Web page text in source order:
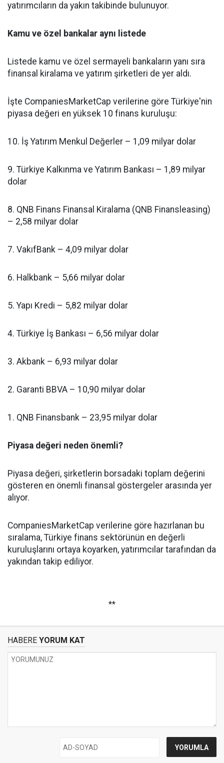
yatırımcıların da yakın takibinde bulunuyor.
Kamu ve özel bankalar aynı listede
Listede kamu ve özel sermayeli bankaların yanı sıra
finansal kiralama ve yatırım şirketleri de yer aldı.
İşte CompaniesMarketCap verilerine göre Türkiye'nin
piyasa değeri en yüksek 10 finans kuruluşu:
10. İş Yatırım Menkul Değerler – 1,09 milyar dolar
9. Türkiye Kalkınma ve Yatırım Bankası – 1,89 milyar
dolar
8. QNB Finans Finansal Kiralama (QNB Finansleasing)
– 2,58 milyar dolar
7. VakıfBank – 4,09 milyar dolar
6. Halkbank – 5,66 milyar dolar
5. Yapı Kredi – 5,82 milyar dolar
4. Türkiye İş Bankası – 6,56 milyar dolar
3. Akbank – 6,93 milyar dolar
2. Garanti BBVA – 10,90 milyar dolar
1. QNB Finansbank – 23,95 milyar dolar
Piyasa değeri neden önemli?
Piyasa değeri, şirketlerin borsadaki toplam değerini
gösteren en önemli finansal göstergeler arasında yer
alıyor.
CompaniesMarketCap verilerine göre hazırlanan bu
sıralama, Türkiye finans sektörünün en değerli
kuruluşlarını ortaya koyarken, yatırımcılar tarafından da
yakından takip ediliyor.
**
HABERE YORUM KAT